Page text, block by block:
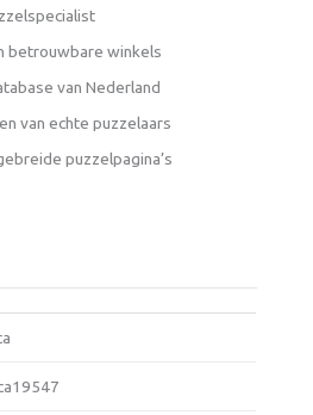
betrouwbare winkels
van Nederland
van echte puzzelaars
puzzelpagina’s